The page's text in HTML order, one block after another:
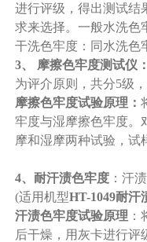
进行评级，得出测试结
求来选择。一般水洗色
干洗色牢度：同水洗色
3、
摩擦色牢度测试仪
为评介原则，共分5级
摩擦色牢度试验原理：
牢度与湿摩擦色牢度。
摩和湿摩两种试验，试
4、耐汗渍色牢度 ：汗
(适用机型HT-1049耐汗
汗渍色牢度试验原理
后干燥，用灰卡进行